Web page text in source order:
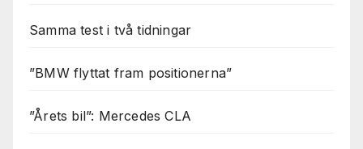
Samma test i två tidningar
”BMW flyttat fram positionerna”
”Årets bil”: Mercedes CLA